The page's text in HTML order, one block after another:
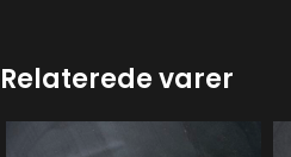
Relaterede varer